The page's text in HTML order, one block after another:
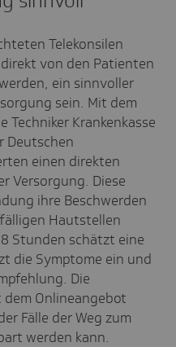
Telekonsilen
von den Patienten
ein sinnvoller
sein. Mit dem
Krankenkasse
Deutschen
einen direkten
Versorgung. Diese
ihre Beschwerden
Hautstellen
Stunden schätzt eine
die Symptome ein und
Die
Onlineangebot
Fälle der Weg zum
werden kann.